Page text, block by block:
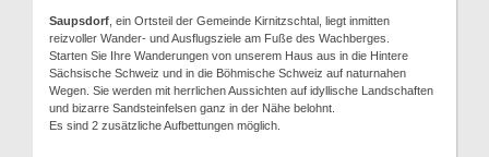
Saupsdorf , ein Ortsteil der Gemeinde Kirnitzschtal, liegt inmitten
reizvoller Wander- und Ausflugsziele am Fuße des Wachberges.
Starten Sie Ihre Wanderungen von unserem Haus aus in die Hintere
Sächsische Schweiz und in die Böhmische Schweiz auf naturnahen
Wegen. Sie werden mit herrlichen Aussichten auf idyllische Landschaften
und bizarre Sandsteinfelsen ganz in der Nähe belohnt.
Es sind 2 zusätzliche Aufbettungen möglich.